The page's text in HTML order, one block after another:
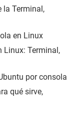
la Terminal,
en Linux
Linux: Terminal,
por consola
qué sirve,